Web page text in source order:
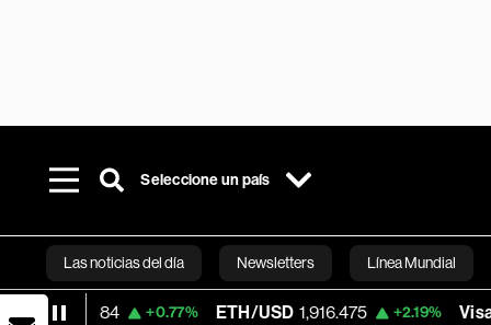
Seleccione un país
Las noticias del día Newsletters Línea Mundial
Bloomberg
+0.77% ETH/USD 1,916.475 +2.19% Visa 368.88